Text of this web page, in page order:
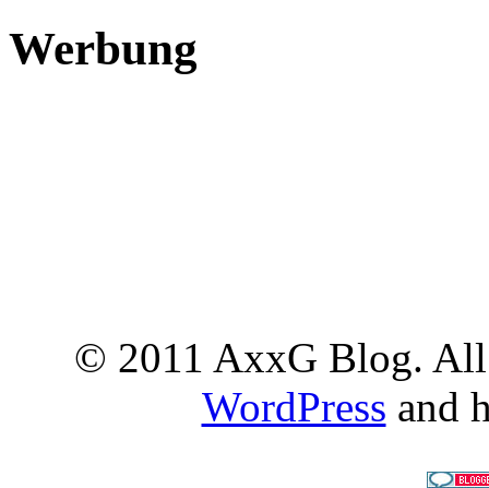
Werbung
© 2011 AxxG Blog. All
WordPress and